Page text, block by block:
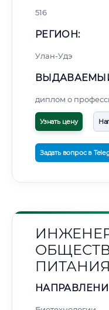
516
РЕГИОН:
Улан-Удэ
диплом о
Узнать цену
Задать вопрос в
ПИТАНИЯ